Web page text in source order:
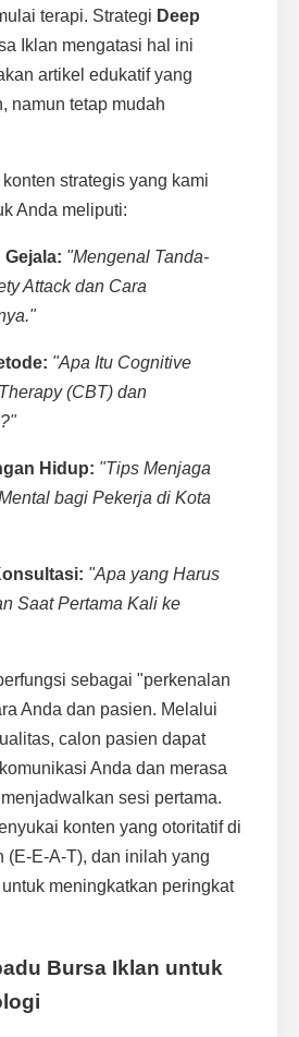
terapi. Strategi Deep
Iklan mengatasi hal ini
artikel edukatif yang
namun tetap mudah
strategis yang kami
Anda meliputi:
Gejala: "Mengenal Tanda-
Attack dan Cara
"Apa Itu Cognitive
(CBT) dan
Hidup: "Tips Menjaga
bagi Pekerja di Kota
"Apa yang Harus
Saat Pertama Kali ke
sebagai "perkenalan
Anda dan pasien. Melalui
calon pasien dapat
Anda dan merasa
sesi pertama.
konten yang otoritatif di
(E-E-A-T), dan inilah yang
meningkatkan peringkat
Bursa Iklan untuk